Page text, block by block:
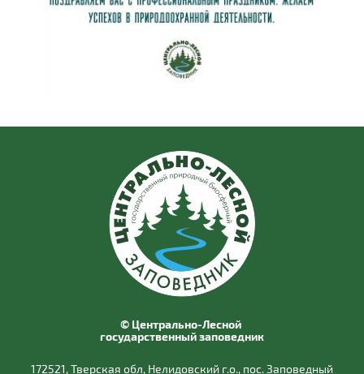
© Центрально-Лесной
государственный заповедник
172521, Тверская обл, Нелидовский г.о., пос. Заповедный